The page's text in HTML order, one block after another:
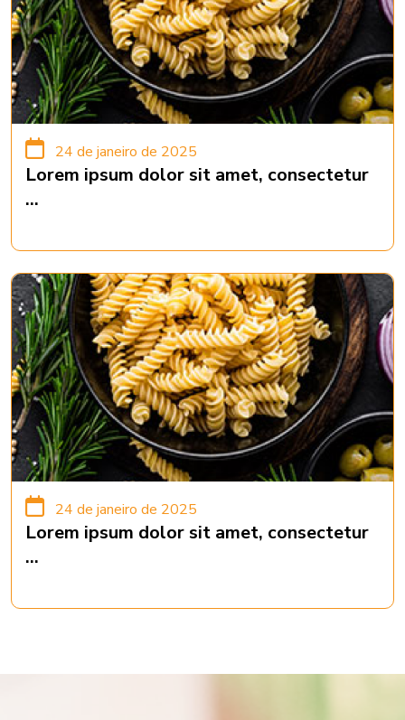
24 de janeiro de 2025
Lorem ipsum dolor sit amet, consectetur
...
24 de janeiro de 2025
Lorem ipsum dolor sit amet, consectetur
...